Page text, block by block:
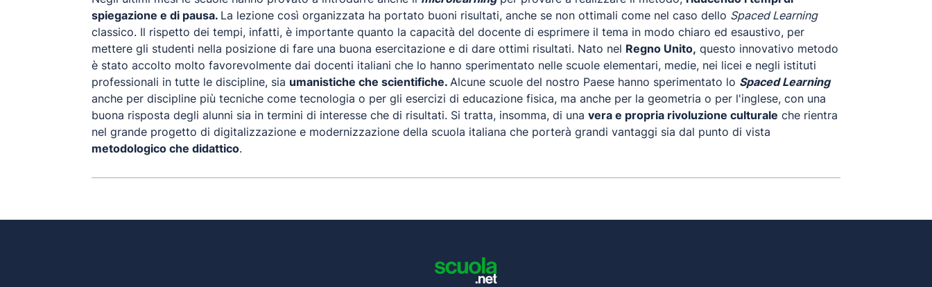
spiegazione e di pausa. La lezione così organizzata ha portato buoni risultati, anche se non ottimali come nel caso dello Spaced Learning
classico. Il rispetto dei tempi, infatti, è importante quanto la capacità del docente di esprimere il tema in modo chiaro ed esaustivo, per
mettere gli studenti nella posizione di fare una buona esercitazione e di dare ottimi risultati. Nato nel Regno Unito, questo innovativo metodo
è stato accolto molto favorevolmente dai docenti italiani che lo hanno sperimentato nelle scuole elementari, medie, nei licei e negli istituti
professionali in tutte le discipline, sia umanistiche che scientifiche. Alcune scuole del nostro Paese hanno sperimentato lo Spaced Learning
anche per discipline più tecniche come tecnologia o per gli esercizi di educazione fisica, ma anche per la geometria o per l'inglese, con una
buona risposta degli alunni sia in termini di interesse che di risultati. Si tratta, insomma, di una vera e propria rivoluzione culturale che rientra
nel grande progetto di digitalizzazione e modernizzazione della scuola italiana che porterà grandi vantaggi sia dal punto di vista
metodologico che didattico.